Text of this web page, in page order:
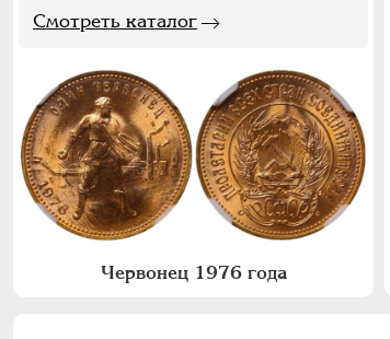
Смотреть каталог
Червонец 1976 года